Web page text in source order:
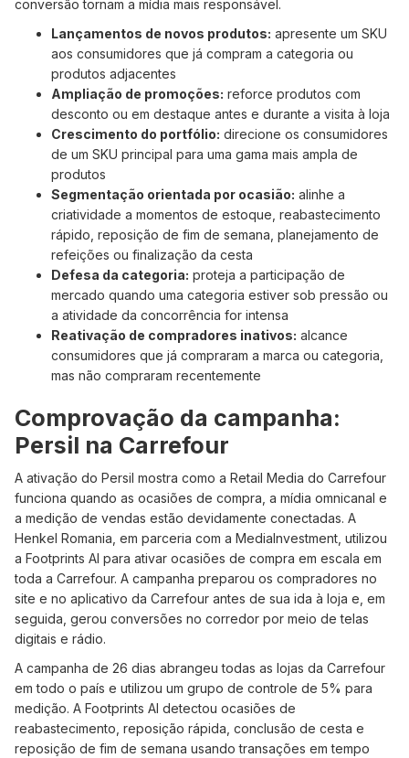
conversão tornam a mídia mais responsável.
Lançamentos de novos produtos: apresente um SKU
aos consumidores que já compram a categoria ou
produtos adjacentes
Ampliação de promoções: reforce produtos com
desconto ou em destaque antes e durante a visita à loja
Crescimento do portfólio: direcione os consumidores
de um SKU principal para uma gama mais ampla de
produtos
Segmentação orientada por ocasião: alinhe a
criatividade a momentos de estoque, reabastecimento
rápido, reposição de fim de semana, planejamento de
refeições ou finalização da cesta
Defesa da categoria: proteja a participação de
mercado quando uma categoria estiver sob pressão ou
a atividade da concorrência for intensa
Reativação de compradores inativos: alcance
consumidores que já compraram a marca ou categoria,
mas não compraram recentemente
Comprovação da campanha:
Persil na Carrefour
A ativação do Persil mostra como a Retail Media do Carrefour
funciona quando as ocasiões de compra, a mídia omnicanal e
a medição de vendas estão devidamente conectadas. A
Henkel Romania, em parceria com a MediaInvestment, utilizou
a Footprints AI para ativar ocasiões de compra em escala em
toda a Carrefour. A campanha preparou os compradores no
site e no aplicativo da Carrefour antes de sua ida à loja e, em
seguida, gerou conversões no corredor por meio de telas
digitais e rádio.
A campanha de 26 dias abrangeu todas as lojas da Carrefour
em todo o país e utilizou um grupo de controle de 5% para
medição. A Footprints AI detectou ocasiões de
reabastecimento, reposição rápida, conclusão de cesta e
reposição de fim de semana usando transações em tempo